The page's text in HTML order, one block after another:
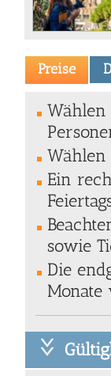
Preise
Ein
sowie
Die
Monate